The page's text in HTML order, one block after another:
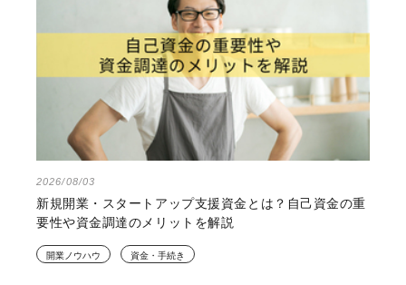
2026/08/03
新規開業・スタートアップ支援資金とは？自己資金の重
要性や資金調達のメリットを解説
開業ノウハウ 資金・手続き